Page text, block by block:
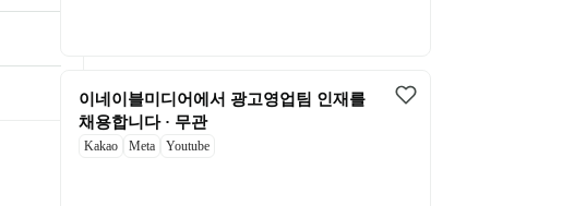
이네이블미디어에서 광고영업팀 인재를
채용합니다 · 무관
Kakao Meta Youtube